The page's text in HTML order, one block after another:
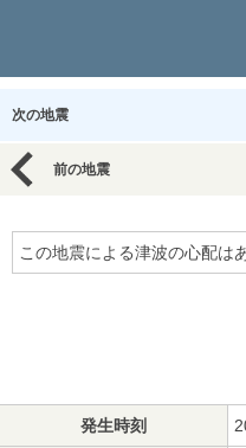
次の地震
前の地震
この地震による津波の心配は
発生時刻